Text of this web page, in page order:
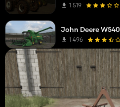
1 519
John Deere W540
1 496